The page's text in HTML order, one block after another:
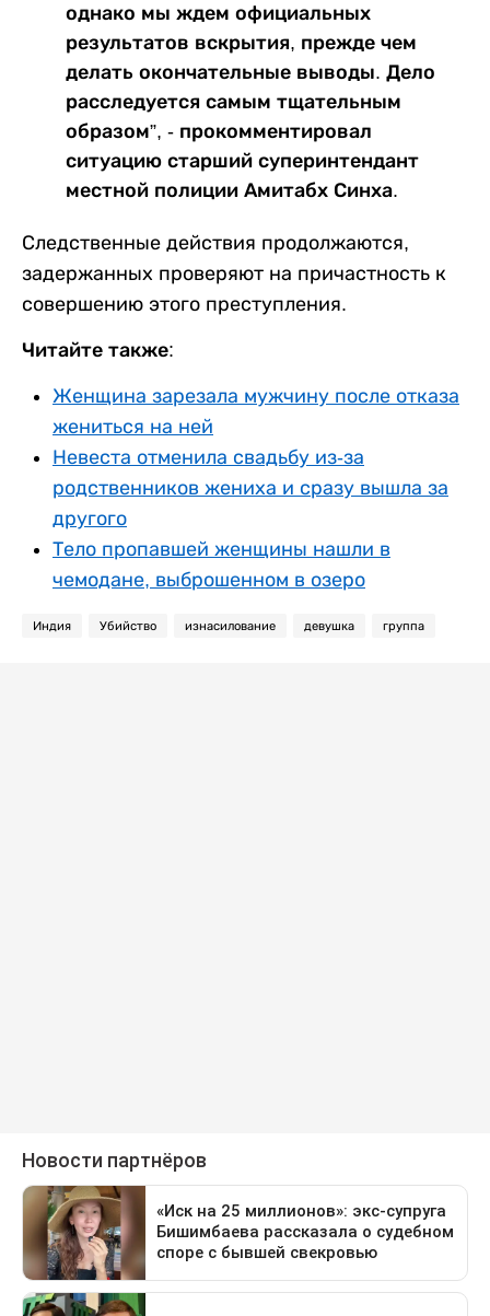
однако мы ждем официальных
результатов вскрытия, прежде чем
делать окончательные выводы. Дело
расследуется самым тщательным
образом”, - прокомментировал
ситуацию старший суперинтендант
местной полиции Амитабх Синха.
Следственные действия продолжаются,
задержанных проверяют на причастность к
совершению этого преступления.
Читайте также:
Женщина зарезала мужчину после отказа
жениться на ней
Невеста отменила свадьбу из-за
родственников жениха и сразу вышла за
другого
Тело пропавшей женщины нашли в
чемодане, выброшенном в озеро
Индия Убийство изнасилование девушка группа